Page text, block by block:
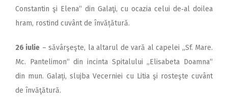
Constantin şi Elena“ din Galaţi, cu ocazia celui de‑al doilea
hram, rostind cuvânt de învățătură.
26 iulie – săvârşeşte, la altarul de vară al capelei ,,Sf. Mare.
Mc. Pantelimon“ din incinta Spitalului „Elisabeta Doamna“
din mun. Galați, slujba Vecerniei cu Litia şi rosteşte cuvânt
de învăţătură.